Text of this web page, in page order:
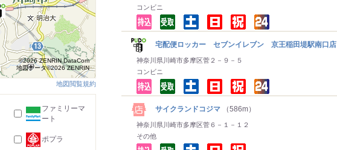
コンビニ
宅配便ロッカー セブンイレブン 京王稲田堤駅南口店
神奈川県川崎市多摩区菅２－９－５
コンビニ
サイクランドコジマ （586m）
神奈川県川崎市多摩区菅６－１－１２
その他
©2026 ZENRIN DataCom
地図データ©2026 ZENRIN
地図閲覧規約
ファミリーマ
ート
ポプラ